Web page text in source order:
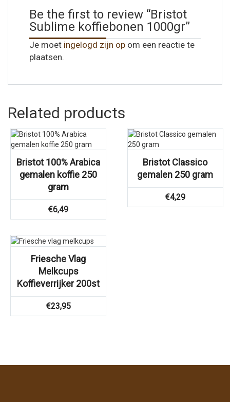
Be the first to review “Bristot
Sublime koffiebonen 1000gr”
Je moet ingelogd zijn op om een reactie te
plaatsen.
Related products
Bristot 100% Arabica
gemalen koffie 250
gram
€6,49
Bristot Classico
gemalen 250 gram
€4,29
Friesche Vlag
Melkcups
Koffieverrijker 200st
€23,95